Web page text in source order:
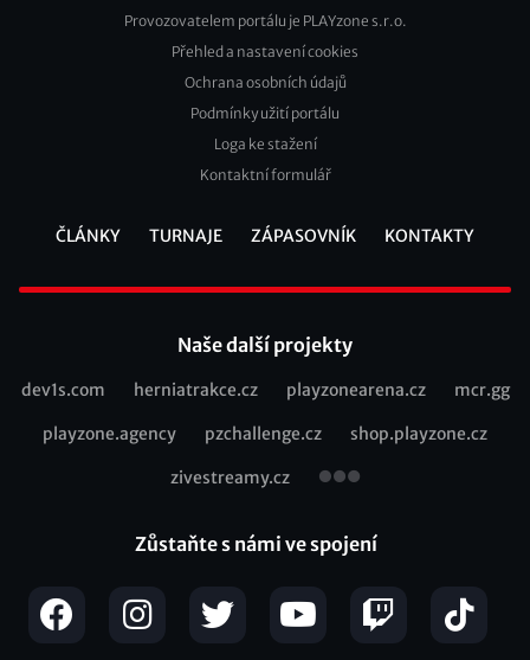
Footer
Provozovatelem portálu je PLAYzone s.r.o.
Přehled a nastavení cookies
Ochrana osobních údajů
Podmínky užití portálu
Loga ke stažení
Kontaktní formulář
ČLÁNKY TURNAJE ZÁPASOVNÍK KONTAKTY
Naše další projekty
Recommended
dev1s.com herniatrakce.cz playzonearena.cz mcr.gg
playzone.agency pzchallenge.cz shop.playzone.cz
zivestreamy.cz
Zůstaňte s námi ve spojení